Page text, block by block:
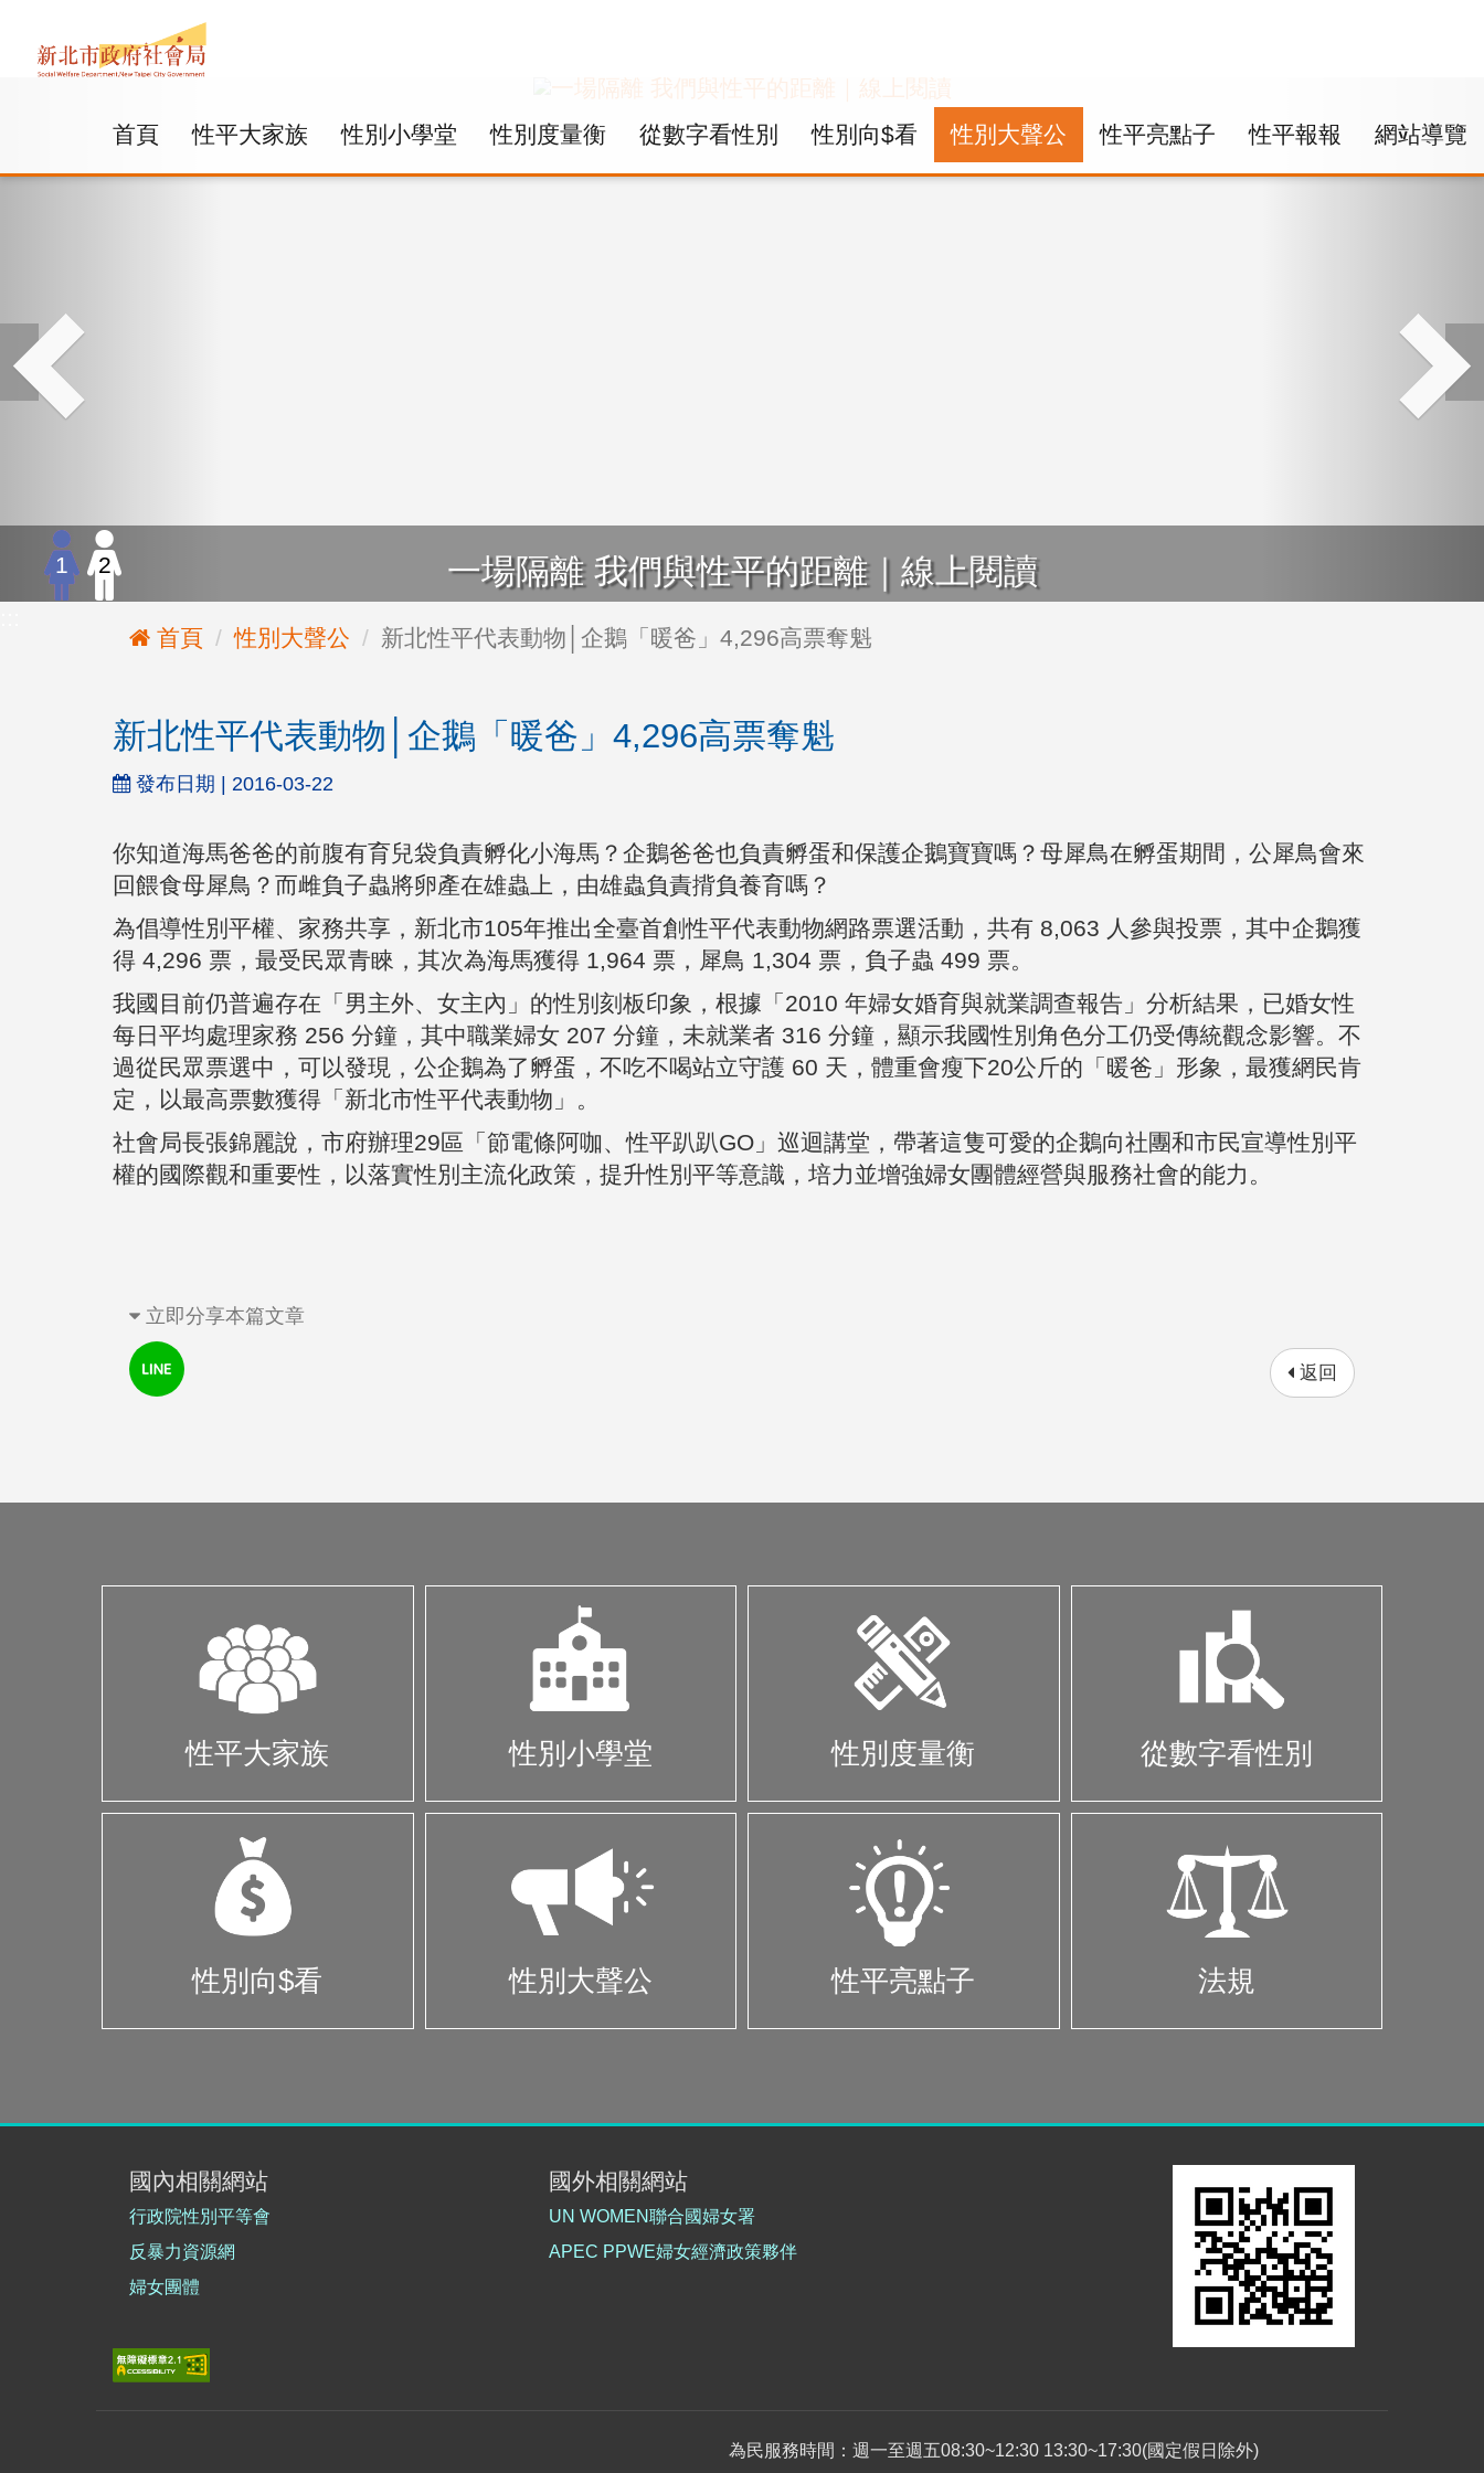
到
主
首頁 性平大家族 性別小學堂 性別度量衡 從數字看性別 性別向$看 性別大聲公 性平亮點子 性平報報 網站導覽
1 2 一場隔離 我們與性平的距離｜線上閱讀
上
一
張
首頁 性別大聲公 新北性平代表動物│企鵝「暖爸」4,296高票奪魁
新北性平代表動物│企鵝「暖爸」4,296高票奪魁
發布日期 | 2016-03-22
你知道海馬爸爸的前腹有育兒袋負責孵化小海馬？企鵝爸爸也負責孵蛋和保護企鵝寶寶嗎？母犀鳥在孵蛋期間，公犀鳥會來
回餵食母犀鳥？而雌負子蟲將卵產在雄蟲上，由雄蟲負責揹負養育嗎？
為倡導性別平權、家務共享，新北市105年推出全臺首創性平代表動物網路票選活動，共有 8,063 人參與投票，其中企鵝獲
得 4,296 票，最受民眾青睞，其次為海馬獲得 1,964 票，犀鳥 1,304 票，負子蟲 499 票。
我國目前仍普遍存在「男主外、女主內」的性別刻板印象，根據「2010 年婦女婚育與就業調查報告」分析結果，已婚女性
每日平均處理家務 256 分鐘，其中職業婦女 207 分鐘，未就業者 316 分鐘，顯示我國性別角色分工仍受傳統觀念影響。不
過從民眾票選中，可以發現，公企鵝為了孵蛋，不吃不喝站立守護 60 天，體重會瘦下20公斤的「暖爸」形象，最獲網民肯
定，以最高票數獲得「新北市性平代表動物」。
社會局長張錦麗說，市府辦理29區「節電條阿咖、性平趴趴GO」巡迴講堂，帶著這隻可愛的企鵝向社團和市民宣導性別平
權的國際觀和重要性，以落實性別主流化政策，提升性別平等意識，培力並增強婦女團體經營與服務社會的能力。
立即分享本篇文章
返回
性平大家族 性別小學堂 性別度量衡 從數字看性別
性別向$看 性別大聲公 性平亮點子 法規
國內相關網站
行政院性別平等會
反暴力資源網
婦女團體
國外相關網站
UN WOMEN聯合國婦女署
APEC PPWE婦女經濟政策夥伴
為民服務時間：週一至週五08:30~12:30 13:30~17:30(國定假日除外)